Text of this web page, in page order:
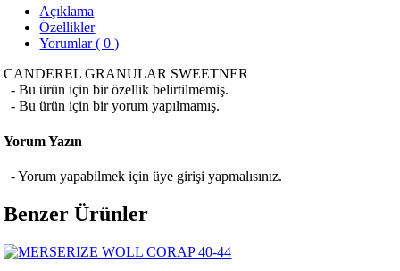
Açıklama
Özellikler
Yorumlar ( 0 )
CANDEREL GRANULAR SWEETNER
- Bu ürün için bir özellik belirtilmemiş.
- Bu ürün için bir yorum yapılmamış.
Yorum Yazın
- Yorum yapabilmek için üye girişi yapmalısınız.
Benzer Ürünler